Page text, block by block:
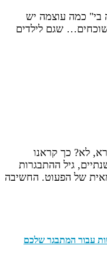
בי" כמה עוצמה יש
שגם לילדים
לא? כך קראנו
גיל ההתבגרות
של הפעוט. החשיבה
עבור המתבגר שלכם